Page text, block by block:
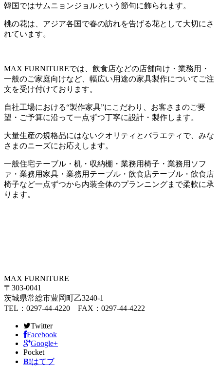
韓国ではサムニョンジョルという節句に飾られます。
桃の花は、アジア各国で春の訪れを告げる花として大切にさ
れています。
MAX FURNITUREでは、飲食店などの店舗向け・業務用・
一般のご家庭向けなど、幅広い用途の家具製作についてご注
文を受け付けております。
自社工場における“製作家具”にこだわり、お客さまのご要
望・ご予算に沿って一点ずつ丁寧に設計・製作します。
大量生産の規格品にはないクオリティとバラエティで、みな
さまのニーズにお応えします。
一般住宅テーブル・机・収納棚・業務用椅子・業務用ソフ
ァ・業務用家具・業務用テーブル・飲食店テーブル・飲食店
椅子など一点ずつから内装全体のプランニングまで柔軟に承
ります。
MAX FURNITURE
〒303-0041
茨城県常総市豊岡町乙3240-1
TEL：0297-44-4220 FAX：0297-44-4222
Twitter
Facebook
Google+
Pocket
B!はてブ